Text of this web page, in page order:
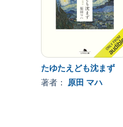
たゆたえども沈まず
著者： 原田 マハ